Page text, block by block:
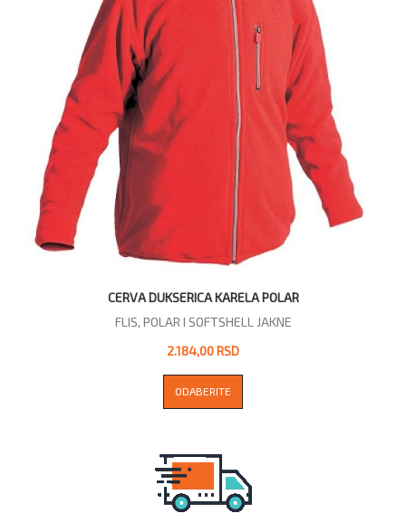
CERVA DUKSERICA KARELA POLAR
FLIS, POLAR I SOFTSHELL JAKNE
2.184,00 RSD
ODABERITE